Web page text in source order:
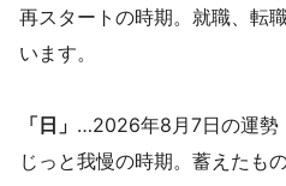
再スタートの時期。就職、転
います。
「日」 …2026年8月7日の運勢
じっと我慢の時期。蓄えたも